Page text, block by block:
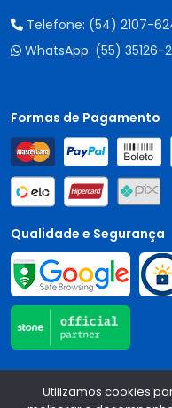
Telefone: (54) 2107-
WhatsApp: (55) 35126-
Formas de Pagamento
Qualidade e Segurança
Central Auto Peças -
direitos reservados.2026
Utilizamos cookies